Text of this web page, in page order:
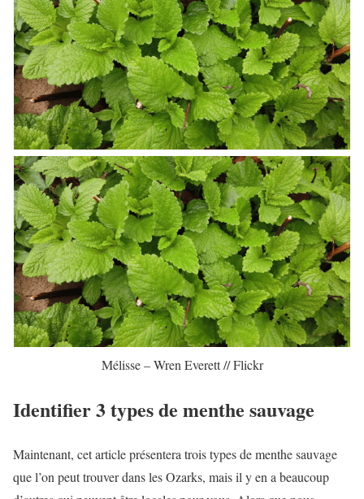
Mélisse – Wren Everett // Flickr
Identifier 3 types de menthe sauvage
Maintenant, cet article présentera trois types de menthe sauvage
que l’on peut trouver dans les Ozarks, mais il y en a beaucoup